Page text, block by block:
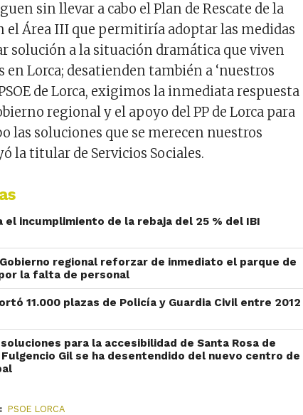
sin llevar a cabo el Plan de Rescate de la
el Área III que permitiría adoptar las medidas
solución a la situación dramática que viven
en Lorca; desatienden también a ‘nuestros
PSOE de Lorca, exigimos la inmediata respuesta
regional y el apoyo del PP de Lorca para
las soluciones que se merecen nuestros
la titular de Servicios Sociales.
el incumplimiento de la rebaja del 25 % del IBI
regional reforzar de inmediato el parque de
la falta de personal
11.000 plazas de Policía y Guardia Civil entre 2012
para la accesibilidad de Santa Rosa de
Fulgencio Gil se ha desentendido del nuevo centro de
PSOE LORCA